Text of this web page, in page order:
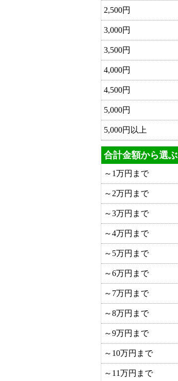
2,500円
3,000円
3,500円
4,000円
4,500円
5,000円
5,000円以上
合計金額から選ぶ
～1万円まで
～2万円まで
～3万円まで
～4万円まで
～5万円まで
～6万円まで
～7万円まで
～8万円まで
～9万円まで
～10万円まで
～11万円まで